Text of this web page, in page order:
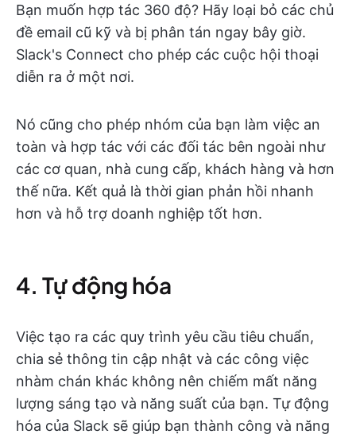
Bạn muốn hợp tác 360 độ? Hãy loại bỏ các chủ
đề email cũ kỹ và bị phân tán ngay bây giờ.
Slack's Connect cho phép các cuộc hội thoại
diễn ra ở một nơi.
Nó cũng cho phép nhóm của bạn làm việc an
toàn và hợp tác với các đối tác bên ngoài như
các cơ quan, nhà cung cấp, khách hàng và hơn
thế nữa. Kết quả là thời gian phản hồi nhanh
hơn và hỗ trợ doanh nghiệp tốt hơn.
4. Tự động hóa
Việc tạo ra các quy trình yêu cầu tiêu chuẩn,
chia sẻ thông tin cập nhật và các công việc
nhàm chán khác không nên chiếm mất năng
lượng sáng tạo và năng suất của bạn. Tự động
hóa của Slack sẽ giúp bạn thành công và năng